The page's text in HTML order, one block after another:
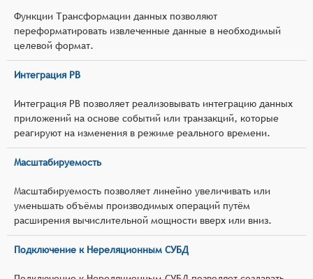
Функции Трансформации данных позволяют
переформатировать извлеченные данные в необходимый
целевой формат.
Интеграция РВ
Интеграция РВ позволяет реализовывать интеграцию данных
приложений на основе событий или транзакций, которые
реагируют на изменения в режиме реального времени.
Масштабируемость
Масштабируемость позволяет линейно увеличивать или
уменьшать объёмы производимых операций путём
расширения вычислительной мощности вверх или вниз.
Подключение к Нереляционным СУБД